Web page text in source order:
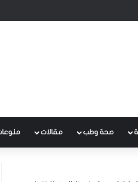
بالتعاون مع البنك الدولي
صحة وطب مقالات